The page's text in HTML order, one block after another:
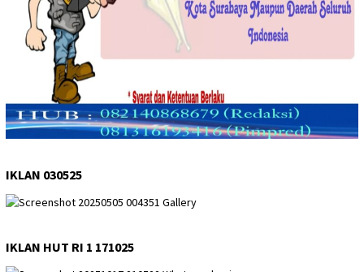
IKLAN 030525
IKLAN HUT RI 1 171025